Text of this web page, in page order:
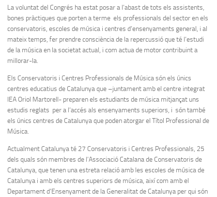
La voluntat del Congrés ha estat posar a l’abast de tots els assistents,
bones pràctiques que porten a terme els professionals del sector en els
conservatoris, escoles de música i centres d’ensenyaments general, i al
mateix temps, fer prendre consciència de la repercussió que té l’estudi
de la música en la societat actual, i com actua de motor contribuint a
millorar-la.
Els Conservatoris i Centres Professionals de Música són els únics
centres educatius de Catalunya que –juntament amb el centre integrat
IEA Oriol Martorell- preparen els estudiants de música mitjançat uns
estudis reglats per a l’accés als ensenyaments superiors, i són també
els únics centres de Catalunya que poden atorgar el Títol Professional de
Música.
Actualment Catalunya té 27 Conservatoris i Centres Professionals, 25
dels quals són membres de l’Associació Catalana de Conservatoris de
Catalunya, que tenen una estreta relació amb les escoles de música de
Catalunya i amb els centres superiors de música, així com amb el
Departament d’Ensenyament de la Generalitat de Catalunya per qui són